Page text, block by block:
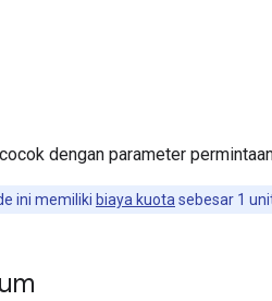
dengan parameter
ini memiliki biaya kuota sebesar 1